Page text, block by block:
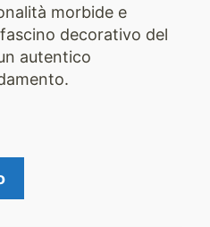
morbide e
decorativo del
autentico